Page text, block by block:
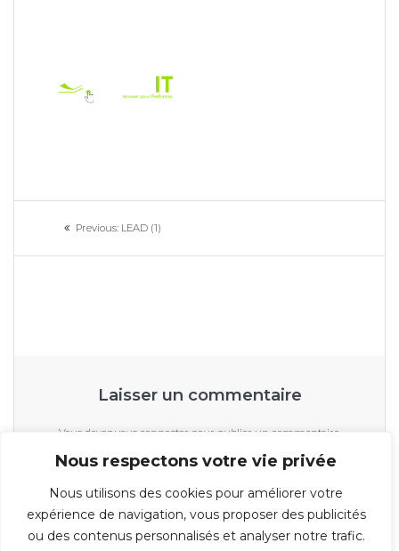
Nous respectons votre vie privée
Nous utilisons des cookies pour améliorer votre
expérience de navigation, vous proposer des publicités
ou des contenus personnalisés et analyser notre trafic.
de
Previous: Previous
LEAD (1)
Laisser un commentaire
Vous devez vous connecter pour publier un commentaire.